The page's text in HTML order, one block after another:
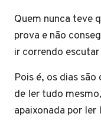
Quem nunca teve
prova e não
ir correndo
Pois é, os dias
de ler tudo
apaixonada por ler